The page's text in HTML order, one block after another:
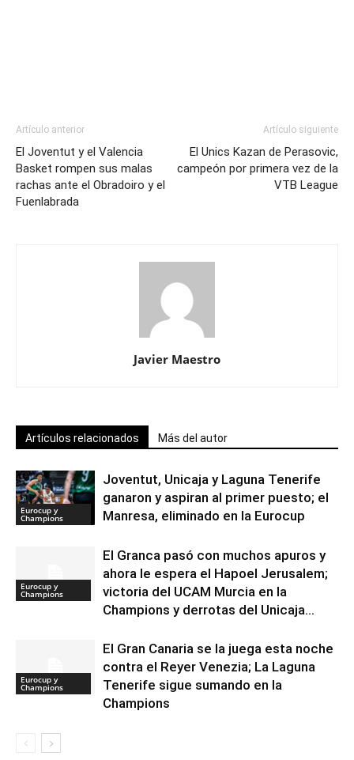
Artículo anterior
El Joventut y el Valencia
Basket rompen sus malas
rachas ante el Obradoiro y el
Fuenlabrada
Artículo siguiente
El Unics Kazan de Perasovic,
campeón por primera vez de la
VTB League
Javier Maestro
Artículos relacionados Más del autor
Eurocup y
Champions
Joventut, Unicaja y Laguna Tenerife
ganaron y aspiran al primer puesto; el
Manresa, eliminado en la Eurocup
Eurocup y
Champions
El Granca pasó con muchos apuros y
ahora le espera el Hapoel Jerusalem;
victoria del UCAM Murcia en la
Champions y derrotas del Unicaja...
Eurocup y
Champions
El Gran Canaria se la juega esta noche
contra el Reyer Venezia; La Laguna
Tenerife sigue sumando en la
Champions